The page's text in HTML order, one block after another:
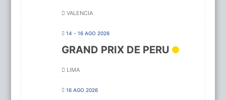
VALENCIA
14 - 16 AGO 2026
GRAND PRIX DE PERU
LIMA
16 AGO 2026